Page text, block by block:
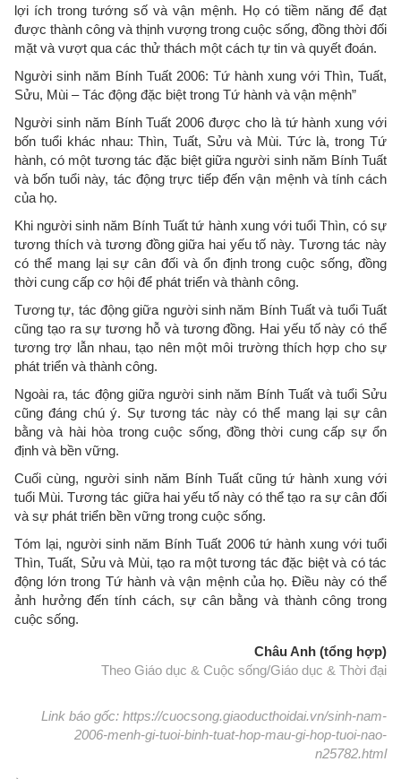
lợi ích trong tướng số và vận mệnh. Họ có tiềm năng để đạt
được thành công và thịnh vượng trong cuộc sống, đồng thời đối
mặt và vượt qua các thử thách một cách tự tin và quyết đoán.
Người sinh năm Bính Tuất 2006: Tứ hành xung với Thìn, Tuất,
Sửu, Mùi – Tác động đặc biệt trong Tứ hành và vận mệnh”
Người sinh năm Bính Tuất 2006 được cho là tứ hành xung với
bốn tuổi khác nhau: Thìn, Tuất, Sửu và Mùi. Tức là, trong Tứ
hành, có một tương tác đặc biệt giữa người sinh năm Bính Tuất
và bốn tuổi này, tác động trực tiếp đến vận mệnh và tính cách
của họ.
Khi người sinh năm Bính Tuất tứ hành xung với tuổi Thìn, có sự
tương thích và tương đồng giữa hai yếu tố này. Tương tác này
có thể mang lại sự cân đối và ổn định trong cuộc sống, đồng
thời cung cấp cơ hội để phát triển và thành công.
Tương tự, tác động giữa người sinh năm Bính Tuất và tuổi Tuất
cũng tạo ra sự tương hỗ và tương đồng. Hai yếu tố này có thể
tương trợ lẫn nhau, tạo nên một môi trường thích hợp cho sự
phát triển và thành công.
Ngoài ra, tác động giữa người sinh năm Bính Tuất và tuổi Sửu
cũng đáng chú ý. Sự tương tác này có thể mang lại sự cân
bằng và hài hòa trong cuộc sống, đồng thời cung cấp sự ổn
định và bền vững.
Cuối cùng, người sinh năm Bính Tuất cũng tứ hành xung với
tuổi Mùi. Tương tác giữa hai yếu tố này có thể tạo ra sự cân đối
và sự phát triển bền vững trong cuộc sống.
Tóm lại, người sinh năm Bính Tuất 2006 tứ hành xung với tuổi
Thìn, Tuất, Sửu và Mùi, tạo ra một tương tác đặc biệt và có tác
động lớn trong Tứ hành và vận mệnh của họ. Điều này có thể
ảnh hưởng đến tính cách, sự cân bằng và thành công trong
cuộc sống.
Châu Anh (tổng hợp)
Theo Giáo dục & Cuộc sống/Giáo dục & Thời đại
Link báo gốc: https://cuocsong.giaoducthoidai.vn/sinh-nam-
2006-menh-gi-tuoi-binh-tuat-hop-mau-gi-hop-tuoi-nao-
n25782.html